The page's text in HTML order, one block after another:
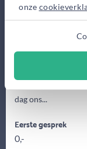
onze
Voor onze
dag ons...
Eerste gesprek
0,-